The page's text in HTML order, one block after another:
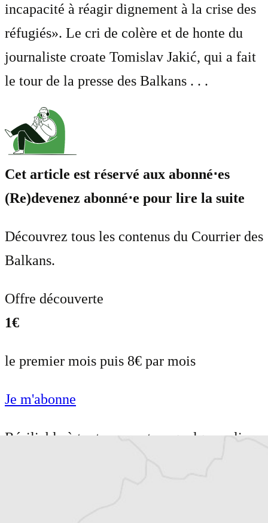
incapacité à réagir dignement à la crise des
réfugiés». Le cri de colère et de honte du
journaliste croate Tomislav Jakić, qui a fait
le tour de la presse des Balkans . . .
Cet article est réservé aux abonné⋅es
(Re)devenez abonné⋅e pour lire la suite
Découvrez tous les contenus du Courrier des
Balkans.
Offre découverte
1€
le premier mois puis 8€ par mois
Je m'abonne
Résiliable à tout moment en quelques clics